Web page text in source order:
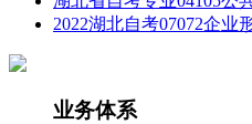
2022湖北自考07072企业
业务体系